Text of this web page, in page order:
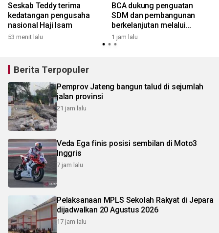
Seskab Teddy terima
kedatangan pengusaha
nasional Haji Isam
53 menit lalu
BCA dukung penguatan
SDM dan pembangunan
berkelanjutan melalui
beasiswa
1 jam lalu
Berita Terpopuler
Pemprov Jateng bangun talud di sejumlah
jalan provinsi
21 jam lalu
Veda Ega finis posisi sembilan di Moto3
Inggris
7 jam lalu
Pelaksanaan MPLS Sekolah Rakyat di Jepara
dijadwalkan 20 Agustus 2026
17 jam lalu